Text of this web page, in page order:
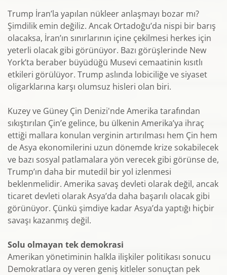
Trump İran’la yapılan nükleer anlaşmayı bozar mı?
Şimdilik emin değiliz. Ancak Ortadoğu’da nispi bir barış
olacaksa, İran’ın sınırlarının içine çekilmesi herkes için
yeterli olacak gibi görünüyor. Bazı görüşlerinde New
York’ta beraber büyüdüğü Musevi cemaatinin kısıtlı
etkileri görülüyor. Trump aslında lobiciliğe ve siyaset
oligarklarına karşı olumsuz hisleri olan biri.
Kuzey ve Güney Çin Denizi'nde Amerika tarafından
sıkıştırılan Çin’e gelince, bu ülkenin Amerika’ya ihraç
ettiği mallara konulan verginin artırılması hem Çin hem
de Asya ekonomilerini uzun dönemde krize sokabilecek
ve bazı sosyal patlamalara yön verecek gibi görünse de,
Trump’ın daha bir mutedil bir yol izlenmesi
beklenmelidir. Amerika savaş devleti olarak değil, ancak
ticaret devleti olarak Asya’da daha başarılı olacak gibi
görünüyor. Çünkü şimdiye kadar Asya’da yaptığı hiçbir
savaşı kazanmış değil.
Solu olmayan tek demokrasi
Amerikan yönetiminin halkla ilişkiler politikası sonucu
Demokratlara oy veren geniş kitleler sonuçtan pek